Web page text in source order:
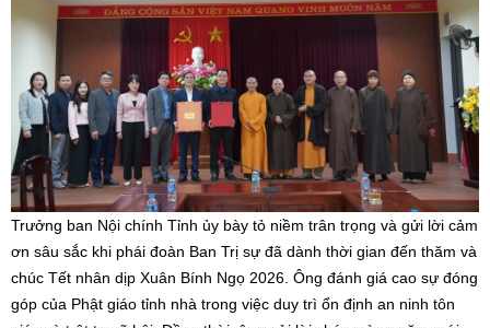
Trưởng ban Nội chính Tỉnh ủy bày tỏ niềm trân trọng và gửi lời cảm
ơn sâu sắc khi phái đoàn Ban Trị sự đã dành thời gian đến thăm và
chúc Tết nhân dịp Xuân Bính Ngọ 2026. Ông đánh giá cao sự đóng
góp của Phật giáo tỉnh nhà trong việc duy trì ổn định an ninh tôn